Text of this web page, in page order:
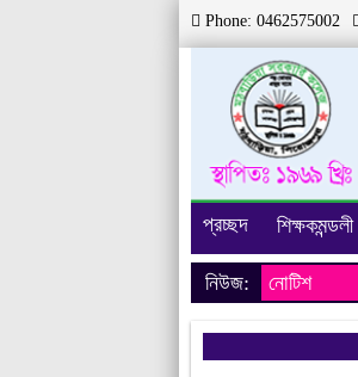
Phone: 0462575002
প্রচ্ছদ শিক্ষকমন্ডলী
নিউজ:নোটিশ